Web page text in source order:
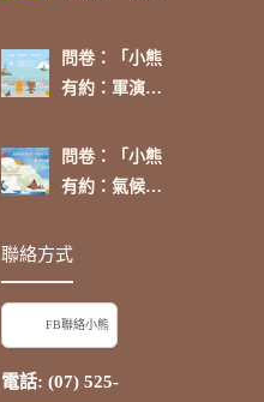
問卷：「小熊
有約：軍演來
嗎？」
問卷：「小熊
有約：氣候環
啟航【卷
聯絡方式
FB聯絡小熊
電話: (07) 525-